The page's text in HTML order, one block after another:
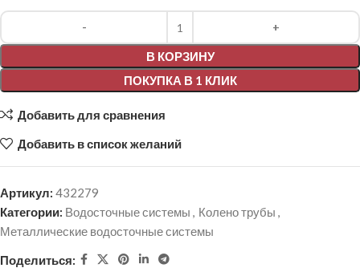
В КОРЗИНУ
ПОКУПКА В 1 КЛИК
Alternative:
Добавить для сравнения
Добавить в список желаний
Артикул: 432279
Категории: Водосточные системы , Колено трубы ,
Металлические водосточные системы
Поделиться: